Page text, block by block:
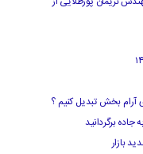
بخش تبدیل کنیم ؟
برگردانید
بازار